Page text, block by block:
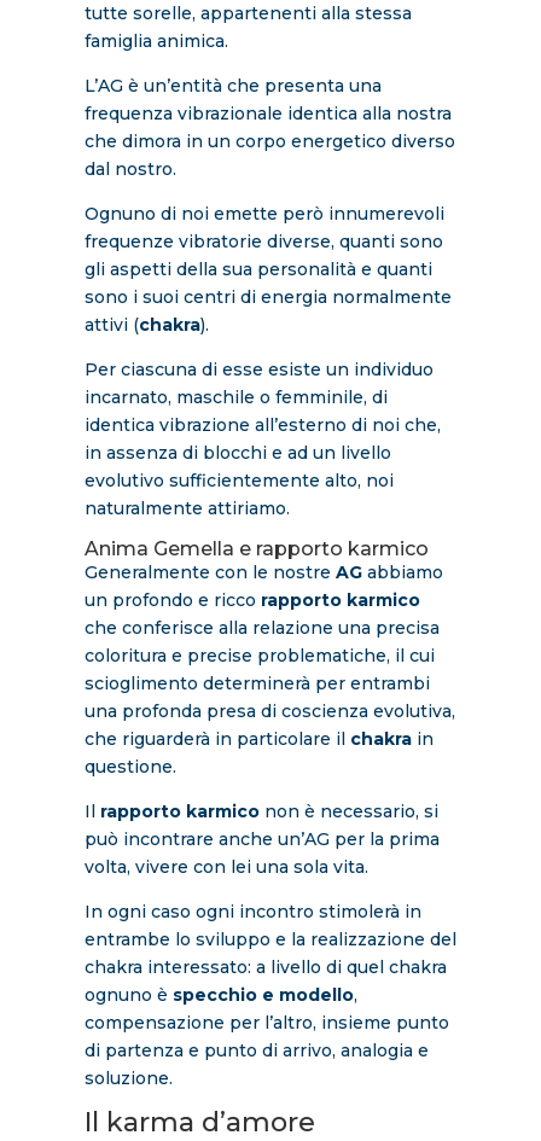
tutte sorelle, appartenenti alla stessa
famiglia animica.
L’AG è un’entità che presenta una
frequenza vibrazionale identica alla nostra
che dimora in un corpo energetico diverso
dal nostro.
Ognuno di noi emette però innumerevoli
frequenze vibratorie diverse, quanti sono
gli aspetti della sua personalità e quanti
sono i suoi centri di energia normalmente
attivi (chakra).
Per ciascuna di esse esiste un individuo
incarnato, maschile o femminile, di
identica vibrazione all’esterno di noi che,
in assenza di blocchi e ad un livello
evolutivo sufficientemente alto, noi
naturalmente attiriamo.
Anima Gemella e rapporto karmico
Generalmente con le nostre AGabbiamo
un profondo e ricco rapporto karmico
che conferisce alla relazione una precisa
coloritura e precise problematiche, il cui
scioglimento determinerà per entrambi
una profonda presa di coscienza evolutiva,
che riguarderà in particolare ilchakrain
questione.
Il rapporto karmiconon è necessario, si
può incontrare anche un’AG per la prima
volta, vivere con lei una sola vita.
In ogni caso ogni incontro stimolerà in
entrambe lo sviluppo e la realizzazione del
chakra interessato: a livello di quel chakra
ognuno è specchio e modello,
compensazione per l’altro, insieme punto
di partenza e punto di arrivo, analogia e
soluzione.
Il karma d’amore